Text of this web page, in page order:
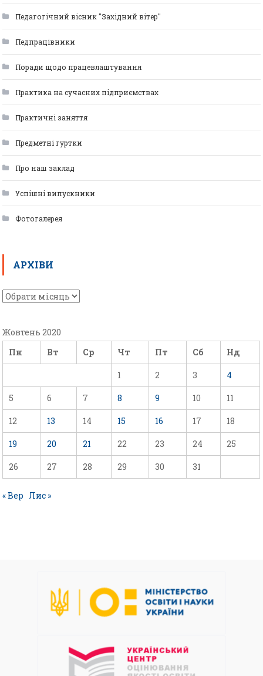
Педагогічний вісник "Західний вітер"
Педпрацівники
Поради щодо працевлаштування
Практика на сучасних підприємствах
Практичні заняття
Предметні гуртки
Про наш заклад
Успішні випускники
Фотогалерея
АРХІВИ
Жовтень 2020
Пн
Вт Ср Чт Пт Сб Нд
1 2 3 4
5 6 7 8 9 10 11
12 13 14 15 16 17 18
19 20 21 22 23 24 25
26 27 28 29 30 31
« Вер Лис »